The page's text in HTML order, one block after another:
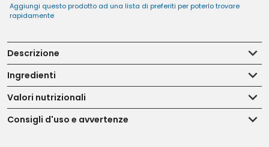
Aggiungi questo prodotto ad una lista di preferiti per poterlo trovare
rapidamente
Descrizione
Ingredienti
Valori nutrizionali
Consigli d'uso e avvertenze